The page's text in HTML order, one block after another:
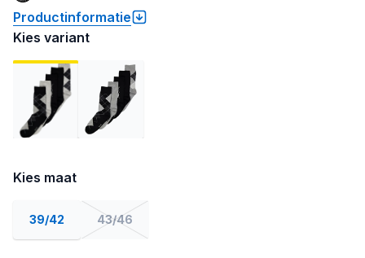
Productinformatie
Kies variant
Kies maat
39/42 43/46